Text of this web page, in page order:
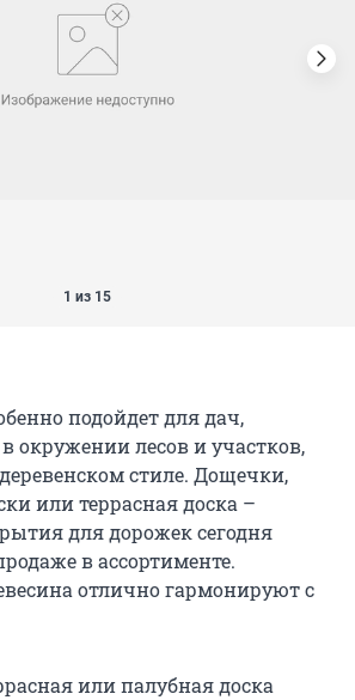
1 из 15
подойдет для дач,
окружении лесов и участков,
стиле. Дощечки,
или террасная доска –
для дорожек сегодня
в ассортименте.
отлично гармонируют с
или палубная доска